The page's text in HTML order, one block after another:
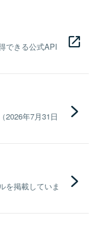
できる公式API
2026年7月31日
を掲載していま